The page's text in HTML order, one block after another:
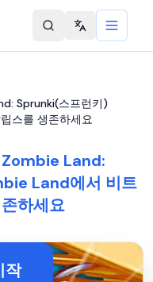
Change
Sprunki(스프런키)
스를 생존하세요
Land:
Land에서 비트
하세요
작